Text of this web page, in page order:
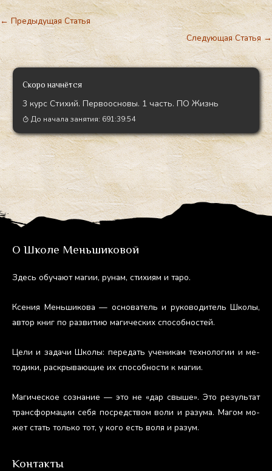
←Предыдущая Статья
Следующая Статья→
Скоро начнётся
3 курс Стихий. Первоосновы. 1 часть. ПО Жизнь
До начала занятия: 691:39:53
О Школе Меньшиковой
Здесь обу­ча­ют ма­гии, ру­нам, сти­хи­ям и та­ро.
Ксе­ния Мень­ши­кова — ос­но­ватель и ру­ково­дитель Шко­лы,
ав­тор книг по раз­ви­тию ма­гичес­ких спо­соб­ностей.
Це­ли и за­дачи Шко­лы: пе­редать уче­никам тех­но­логии и ме­
тоди­ки, рас­кры­ва­ющие их спо­соб­ности к ма­гии.
Ма­гичес­кое соз­на­ние — это не «дар свы­ше». Это ре­зуль­тат
тран­сфор­ма­ции се­бя пос­редс­твом во­ли и ра­зума. Ма­гом мо­
жет стать толь­ко тот, у ко­го есть во­ля и ра­зум.
Контакты